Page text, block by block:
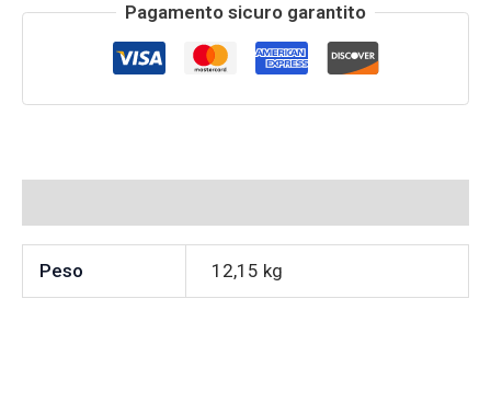
Pagamento sicuro garantito
Peso 12,15 kg